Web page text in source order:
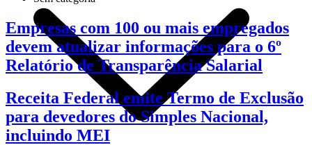
Empresas com 100 ou mais empregados
devem atualizar informações para o 6º
Relatório de Transparência Salarial
Receita Federal emite Termo de Exclusão
para devedores do Simples Nacional,
incluindo MEI